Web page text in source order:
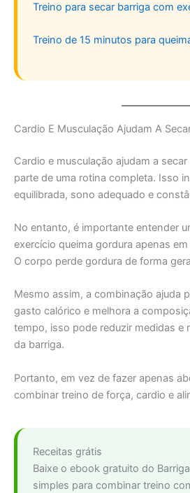
Treino para secar barriga com
Treino de 15 minutos para
Cardio E Musculação Ajudam A
Cardio e musculação ajudam a
parte de uma rotina completa. Isso
equilibrada, sono adequado e
No entanto, é importante entender
exercício queima gordura apenas
O corpo perde gordura de forma
Mesmo assim, a combinação ajuda
gasto calórico e melhora a
tempo, isso pode reduzir medidas e
da barriga.
Portanto, em vez de fazer apenas
combinar treino de força, cardio e
Receitas grátis
Baixe o ebook gratuito do
simples para combinar treino